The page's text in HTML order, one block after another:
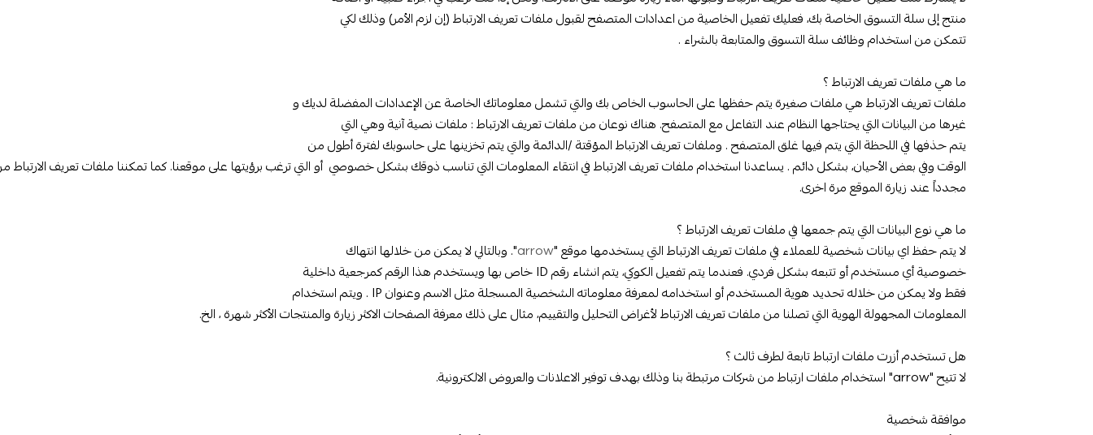
منتج إلى سلة التسوق الخاصة بك، فعليك تفعيل الخاصية من اعدادات المتصفح لقبول ملفات تعريف الارتباط (إن لزم الأمر) وذلك لكي
تتمكن من استخدام وظائف سلة التسوق والمتابعة بالشراء .
ما هي ملفات تعريف الارتباط ؟
ملفات تعريف الارتباط هي ملفات صغيرة يتم حفظها على الحاسوب الخاص بك والتي تشمل معلوماتك الخاصة عن الإعدادات المفضلة لديك و
غيرها من البيانات التي يحتاجها النظام عند التفاعل مع المتصفح. هناك نوعان من ملفات تعريف الارتباط : ملفات نصية آنية وهي التي
يتم حذفها في اللحظة التي يتم فيها غلق المتصفح . وملفات تعريف الارتباط المؤقتة /الدائمة والتي يتم تخزينها على حاسوبك لفترة أطول من
الوقت وفي بعض الأحيان، بشكل دائم . يساعدنا استخدام ملفات تعريف الارتباط في انتقاء المعلومات التي تناسب ذوقك بشكل خصوصي أو التي ترغب برؤيتها على موقعنا. كما تمكننا ملفات تعريف
مجدداً عند زيارة الموقع مرة اخرى.
ما هي نوع البيانات التي يتم جمعها في ملفات تعريف الارتباط ؟
لا يتم حفظ اي بيانات شخصية للعملاء في ملفات تعريف الارتباط التي يستخدمها موقع "arrow". وبالتالي لا يمكن من خلالها انتهاك
خصوصية أي مستخدم أو تتبعه بشكل فردي. فعندما يتم تفعيل الكوكي، يتم انشاء رقم ID خاص بها ويستخدم هذا الرقم كمرجعية داخلية
فقط ولا يمكن من خلاله تحديد هوية المستخدم أو استخدامه لمعرفة معلوماته الشخصية المسجلة مثل الاسم وعنوان IP . ويتم استخدام
المعلومات المجهولة الهوية التي تصلنا من ملفات تعريف الارتباط لأغراض التحليل والتقييم، مثال على ذلك معرفة الصفحات الاكثر زيارة والمنتجات الأكثر شهرة ، الخ.
هل تستخدم أزرت ملفات ارتباط تابعة لطرف ثالث ؟
لا تتيح "arrow" استخدام ملفات ارتباط من شركات مرتبطة بنا وذلك بهدف توفير الاعلانات والعروض الالكترونية.
موافقة شخصية